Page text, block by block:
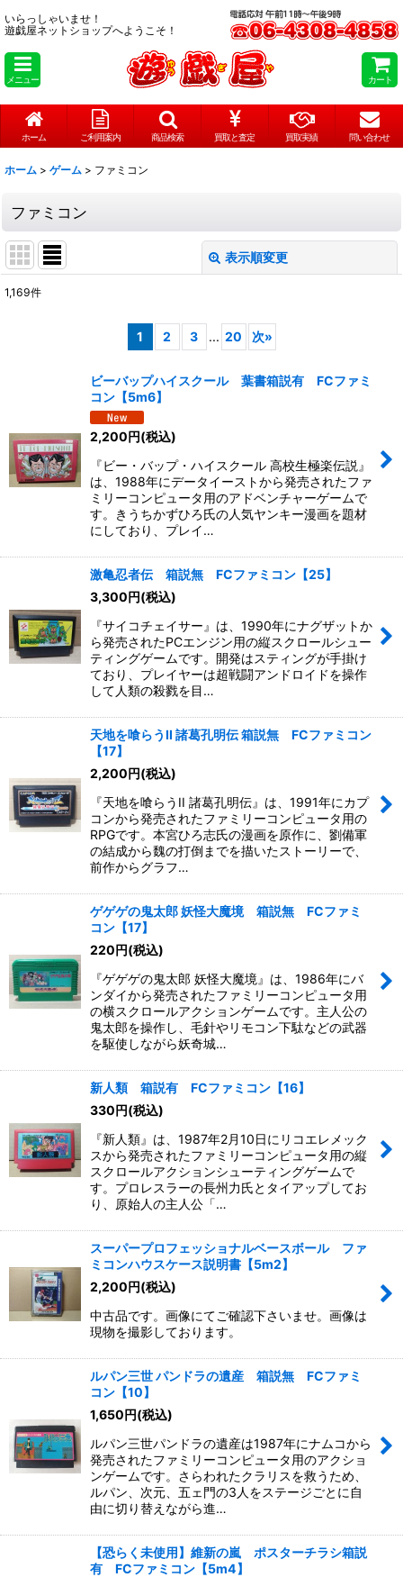
いらっしゃいませ！
遊戯屋ネットショップへようこそ！
メニュー カート
ホーム ご利用案内 商品検索 買取と査定 買取実績 問い合わせ
ホーム > ゲーム > ファミコン
ファミコン
表示順変更
1,169件
1 2 3 ... 20 次»
ビーバップハイスクール 葉書箱説有 FCファミ
コン【5m6】
2,200円(税込)
『ビー・バップ・ハイスクール 高校生極楽伝説』
は、1988年にデータイーストから発売されたファ
ミリーコンピュータ用のアドベンチャーゲームで
す。きうちかずひろ氏の人気ヤンキー漫画を題材
にしており、プレイ…
激亀忍者伝 箱説無 FCファミコン【25】
3,300円(税込)
『サイコチェイサー』は、1990年にナグザットか
ら発売されたPCエンジン用の縦スクロールシュー
ティングゲームです。開発はスティングが手掛け
ており、プレイヤーは超戦闘アンドロイドを操作
して人類の殺戮を目…
天地を喰らうII 諸葛孔明伝 箱説無 FCファミコン
【17】
2,200円(税込)
『天地を喰らうII 諸葛孔明伝』は、1991年にカプ
コンから発売されたファミリーコンピュータ用の
RPGです。本宮ひろ志氏の漫画を原作に、劉備軍
の結成から魏の打倒までを描いたストーリーで、
前作からグラフ…
ゲゲゲの鬼太郎 妖怪大魔境 箱説無 FCファミ
コン【17】
220円(税込)
『ゲゲゲの鬼太郎 妖怪大魔境』は、1986年にバ
ンダイから発売されたファミリーコンピュータ用
の横スクロールアクションゲームです。主人公の
鬼太郎を操作し、毛針やリモコン下駄などの武器
を駆使しながら妖奇城…
新人類 箱説有 FCファミコン【16】
330円(税込)
『新人類』は、1987年2月10日にリコエレメック
スから発売されたファミリーコンピュータ用の縦
スクロールアクションシューティングゲームで
す。プロレスラーの長州力氏とタイアップしてお
り、原始人の主人公「…
スーパープロフェッショナルベースボール ファ
ミコンハウスケース説明書【5m2】
2,200円(税込)
中古品です。画像にてご確認下さいませ。画像は
現物を撮影しております。
ルパン三世 パンドラの遺産 箱説無 FCファミ
コン【10】
1,650円(税込)
ルパン三世パンドラの遺産は1987年にナムコから
発売されたファミリーコンピュータ用のアクショ
ンゲームです。さらわれたクラリスを救うため、
ルパン、次元、五ェ門の3人をステージごとに自
由に切り替えながら進…
【恐らく未使用】維新の嵐 ポスターチラシ箱説
有 FCファミコン【5m4】